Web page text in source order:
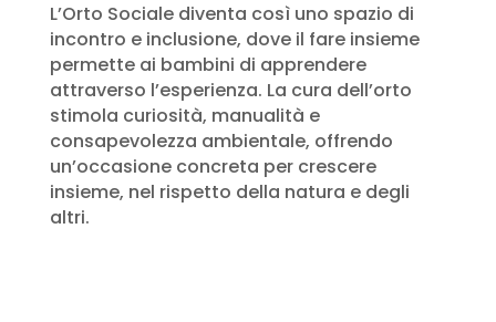
L’Orto Sociale diventa così uno spazio di
incontro e inclusione, dove il fare insieme
permette ai bambini di apprendere
attraverso l’esperienza. La cura dell’orto
stimola curiosità, manualità e
consapevolezza ambientale, offrendo
un’occasione concreta per crescere
insieme, nel rispetto della natura e degli
altri.